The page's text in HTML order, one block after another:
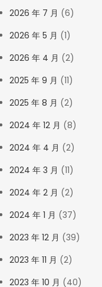
2026 年 7 月 (6)
2026 年 5 月 (1)
2026 年 4 月 (2)
2025 年 9 月 (11)
2025 年 8 月 (2)
2024 年 12 月 (8)
2024 年 4 月 (2)
2024 年 3 月 (11)
2024 年 2 月 (2)
2024 年 1 月 (37)
2023 年 12 月 (39)
2023 年 11 月 (2)
2023 年 10 月 (40)